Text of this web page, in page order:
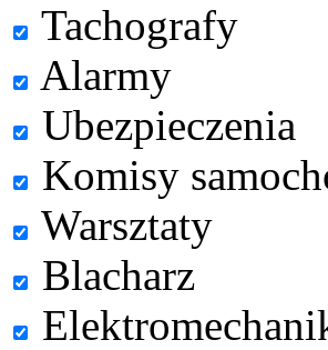
Tachografy
Alarmy
Ubezpieczenia
Komisy
Warsztaty
Blacharz